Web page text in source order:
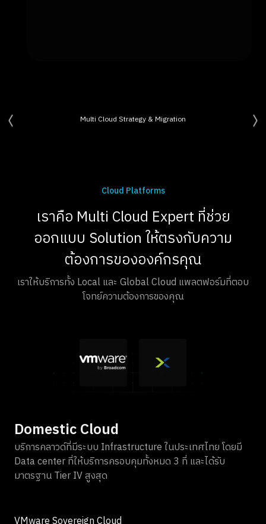
Multi Cloud Strategy & Migration
Cloud Platforms
เราคือ Multi Cloud Expert ที่ช่วย
ออกแบบ Solution ให้ตรงกับความ
ต้องการขององค์กรคุณ
เราให้บริการทั้ง Local และ Global Cloud แพลตฟอร์มที่ตอบ
โจทย์ความต้องการของคุณ
Domestic Cloud
บริการคลาวด์ที่มีระบบ Infrastructure ในประเทศไทย โดยมี
Data center ที่ให้บริการครอบคุมทั้งหมด 3 ที่ และได้รับ
มาตรฐาน Tier IV สูงสุด